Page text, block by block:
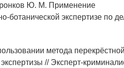
Ю. М. Применение
ботанической экспертизе по
метода
// Эксперт-